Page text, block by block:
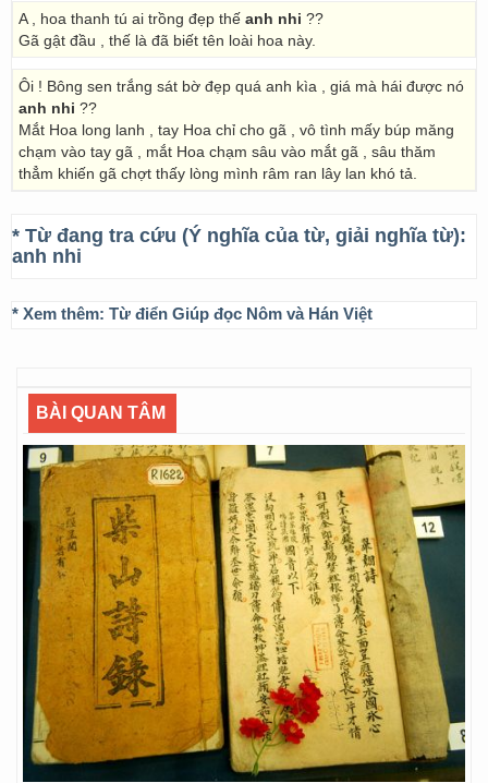
A , hoa thanh tú ai trồng đẹp thế anh nhi ??
Gã gật đầu , thế là đã biết tên loài hoa này.
Ôi ! Bông sen trắng sát bờ đẹp quá anh kìa , giá mà hái được nó
anh nhi ??
Mắt Hoa long lanh , tay Hoa chỉ cho gã , vô tình mấy búp măng
chạm vào tay gã , mắt Hoa chạm sâu vào mắt gã , sâu thăm
thẳm khiến gã chợt thấy lòng mình râm ran lây lan khó tả.
* Từ đang tra cứu (Ý nghĩa của từ, giải nghĩa từ):
anh nhi
* Xem thêm: Từ điển Giúp đọc Nôm và Hán Việt
BÀI QUAN TÂM